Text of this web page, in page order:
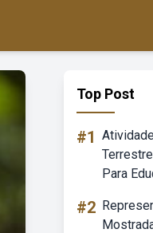
Top Post
#1
Para
#2